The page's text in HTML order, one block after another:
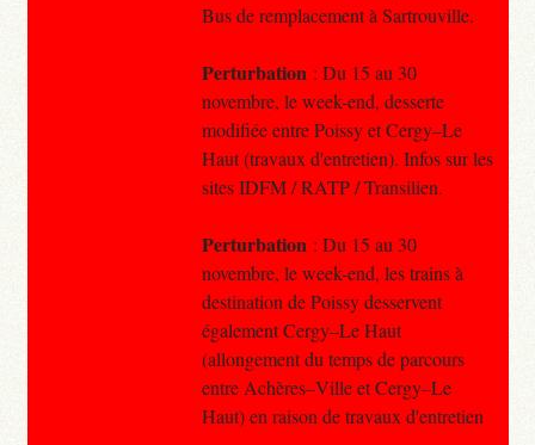
Bus de remplacement à Sartrouville.
Perturbation : Du 15 au 30
novembre, le week-end, desserte
modifiée entre Poissy et Cergy–Le
Haut (travaux d'entretien). Infos sur les
sites IDFM / RATP / Transilien.
Perturbation : Du 15 au 30
novembre, le week-end, les trains à
destination de Poissy desservent
également Cergy–Le Haut
(allongement du temps de parcours
entre Achères–Ville et Cergy–Le
Haut) en raison de travaux d'entretien